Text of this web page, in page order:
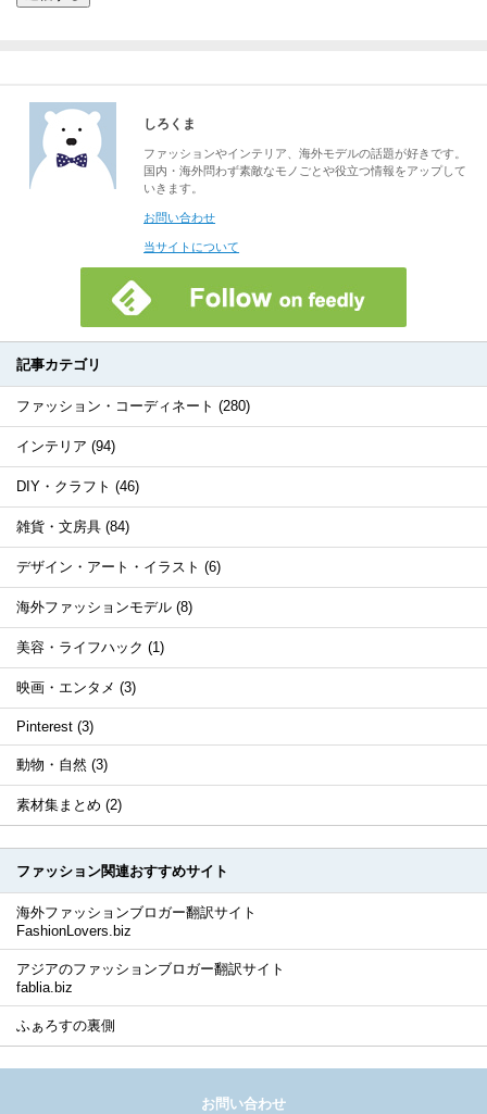
しろくま
ファッションやインテリア、海外モデルの話題が好きです。
国内・海外問わず素敵なモノごとや役立つ情報をアップして
いきます。
お問い合わせ
当サイトについて
記事カテゴリ
ファッション・コーディネート (280)
インテリア (94)
DIY・クラフト (46)
雑貨・文房具 (84)
デザイン・アート・イラスト (6)
海外ファッションモデル (8)
美容・ライフハック (1)
映画・エンタメ (3)
Pinterest (3)
動物・自然 (3)
素材集まとめ (2)
ファッション関連おすすめサイト
海外ファッションブロガー翻訳サイト
FashionLovers.biz
アジアのファッションブロガー翻訳サイト
fablia.biz
ふぁろすの裏側
お問い合わせ